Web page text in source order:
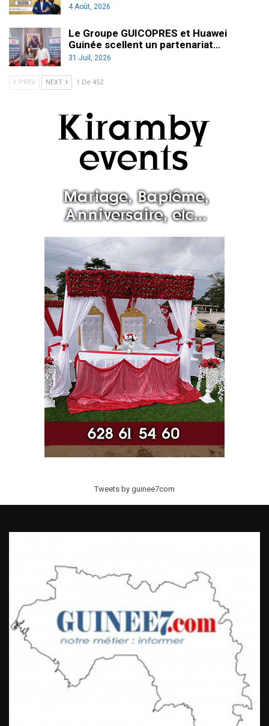
4 Août, 2026
Le Groupe GUICOPRES et Huawei
Guinée scellent un partenariat…
31 Juil, 2026
PREV NEXT 1 De 452
Tweets by guinee7com